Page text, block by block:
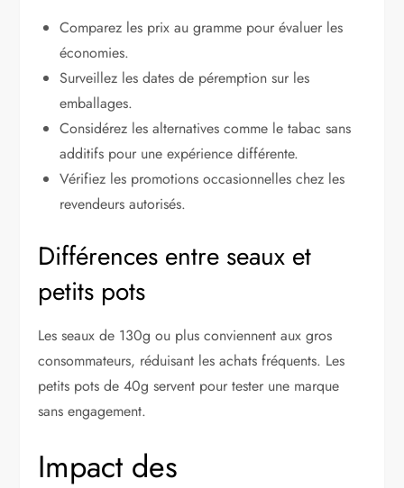
Comparez les prix au gramme pour évaluer les
économies.
Surveillez les dates de péremption sur les
emballages.
Considérez les alternatives comme le tabac sans
additifs pour une expérience différente.
Vérifiez les promotions occasionnelles chez les
revendeurs autorisés.
Différences entre seaux et
petits pots
Les seaux de 130g ou plus conviennent aux gros
consommateurs, réduisant les achats fréquents. Les
petits pots de 40g servent pour tester une marque
sans engagement.
Impact des